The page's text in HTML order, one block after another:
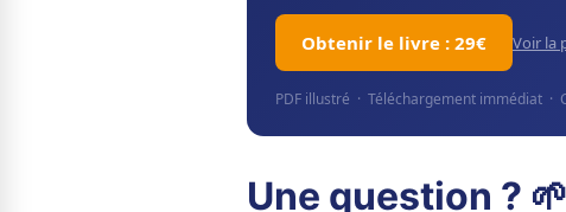
Obtenir le livre : 29€ Voir la
PDF illustré · Téléchargement immédiat ·
Une question ? 🌱